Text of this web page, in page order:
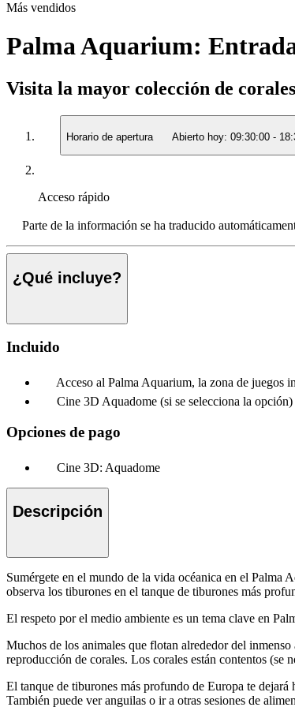
Más vendidos
Palma Aquarium:
Visita la mayor colección de
Horario de apertura Abierto hoy: 09:30:00 -
Acceso rápido
Parte de la información se ha traducido
¿Qué incluye?
Incluido
Acceso al Palma Aquarium, la zona de juegos
Cine 3D Aquadome (si se selecciona la opción)
Opciones de pago
Cine 3D: Aquadome
Descripción
Sumérgete en el mundo de la vida océanica en el Palma
observa los tiburones en el tanque de tiburones más
El respeto por el medio ambiente es un tema clave en
Muchos de los animales que flotan alrededor del
reproducción de corales. Los corales están contentos (se
El tanque de tiburones más profundo de Europa te
También puede ver anguilas o ir a otras sesiones de